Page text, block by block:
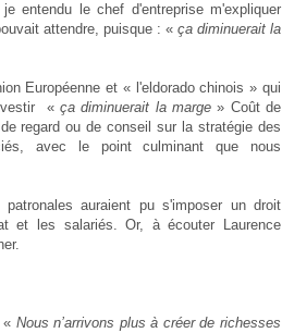
entendu le chef d'entreprise m'expliquer
attendre, puisque : « ça diminuerait la
Européenne et « l'eldorado chinois » qui
« ça diminuerait la marge» Coût de
regard ou de conseil sur la stratégie des
avec le point culminant que nous
auraient pu s'imposer un droit
et les salariés. Or, à écouter Laurence
« Nous n’arrivons plus à créer de richesses